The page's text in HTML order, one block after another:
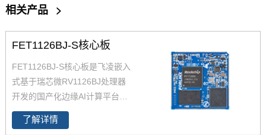
相关产品 >
FET1126BJ-S核心板
FET1126BJ-S核心板是飞凌嵌入
式基于瑞芯微RV1126BJ处理器
开发的国产化边缘AI计算平台。
该处理器专为端侧及边缘侧AI应
用场景打造，集成4核ARM Corte
了解详情